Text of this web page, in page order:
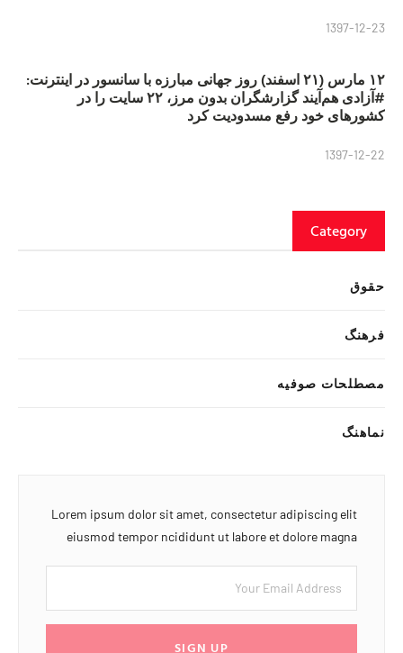
1397-12-23
۱۲ مارس (۲۱ اسفند) روز جهانی مبارزه با سانسور در اینترنت:
#آزادی هم‌آیند گزارشگران‌ بدون مرز، ۲۲ سایت را در
کشورهای خود رفع مسدودیت کرد
1397-12-22
Category
حقوق
فرهنگ
مصطلحات صوفیه
نماهنگ
Lorem ipsum dolor sit amet, consectetur adipiscing elit
eiusmod tempor ncididunt ut labore et dolore magna
SIGN UP